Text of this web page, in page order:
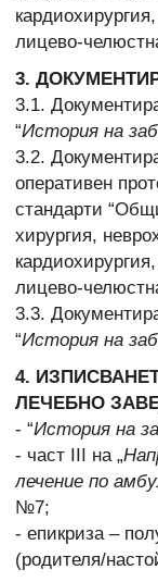
лицево-
3.
3.1.
“История на
3.2.
оперативен
стандарти
хирургия,
лицево-
3.3.
“История на
4.
ЛЕЧЕБНО
- “История на
- част ІІІ на „
лечение по
№7;
- епикриза –
(родителя/